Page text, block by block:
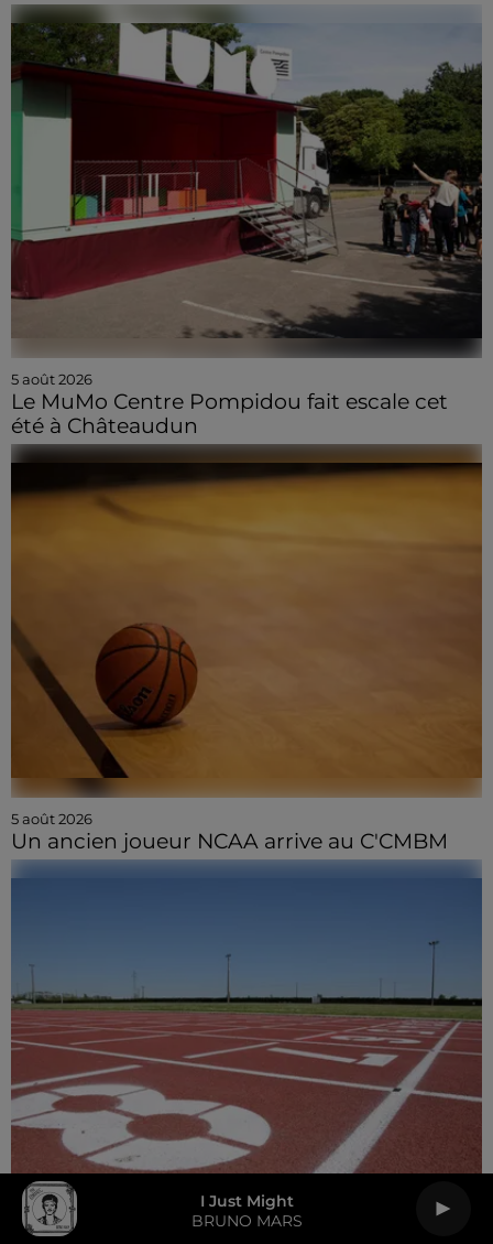
I Just Might
BRUNO MARS
5 août 2026
Le MuMo Centre Pompidou fait escale cet
été à Châteaudun
5 août 2026
Un ancien joueur NCAA arrive au C'CMBM
5 août 2026